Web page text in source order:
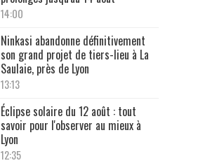
14:00
Ninkasi abandonne définitivement
son grand projet de tiers-lieu à La
Saulaie, près de Lyon
13:13
Éclipse solaire du 12 août : tout
savoir pour l'observer au mieux à
Lyon
12:35